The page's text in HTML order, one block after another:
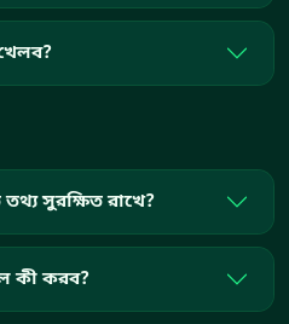
সুরক্ষিত রাখে?
কী করব?